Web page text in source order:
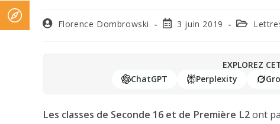
Florence Dombrowski 3 juin 2019
EXPLOREZ
ChatGPT
Perplexity
Les classes de Seconde 16 et de Première L2ont